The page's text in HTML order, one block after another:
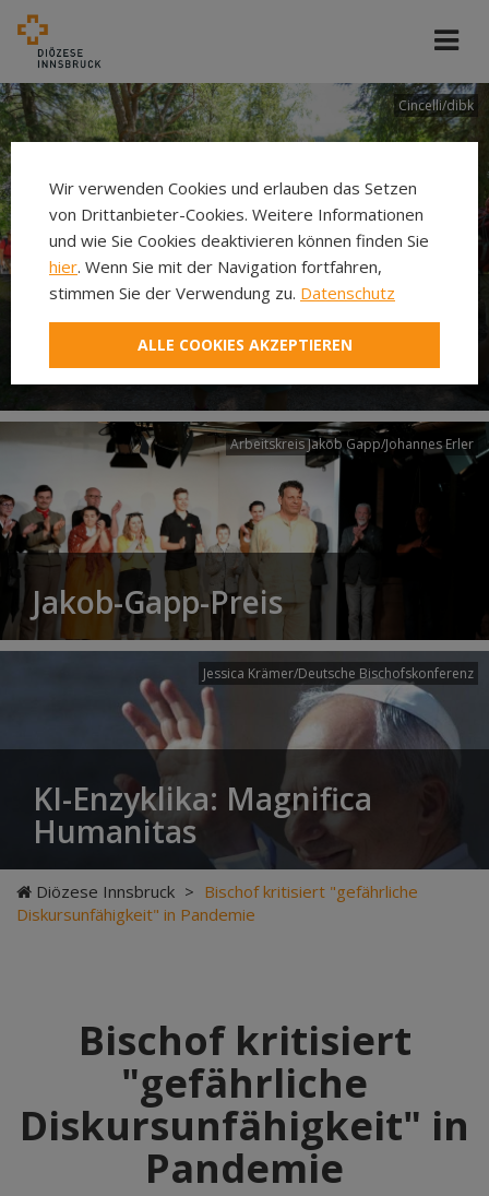
Cincelli/dibk
Neuer Pilgerweg Via
Laudato si’
Arbeitskreis Jakob Gapp/Johannes Erler
Jakob-Gapp-Preis
Jessica Krämer/Deutsche Bischofskonferenz
KI-Enzyklika: Magnifica
Humanitas
Diözese Innsbruck > Bischof kritisiert "gefährliche
Diskursunfähigkeit" in Pandemie
Bischof kritisiert
"gefährliche
Diskursunfähigkeit" in
Pandemie
Wir verwenden Cookies und erlauben das Setzen
von Drittanbieter-Cookies. Weitere Informationen
und wie Sie Cookies deaktivieren können finden Sie
hier. Wenn Sie mit der Navigation fortfahren,
stimmen Sie der Verwendung zu. Datenschutz
ALLE COOKIES AKZEPTIEREN